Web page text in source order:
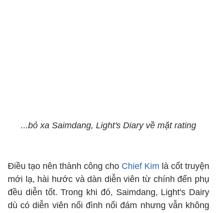
...bỏ xa Saimdang, Light's Diary về mặt rating
Điều tạo nên thành công cho Chief Kim là cốt truyện
mới lạ, hài hước và dàn diễn viên từ chính đến phụ
đều diễn tốt. Trong khi đó, Saimdang, Light's Dairy
dù có diễn viên nổi đình nổi đám nhưng vẫn không